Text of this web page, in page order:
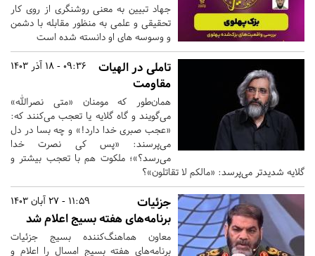
جهاد تبیین به معنی روشنگری از روی کار
تحقیقی و علمی به منظور مقابله با دشمن
و وسوسه های او دانسته شده است
09:36 - 18 آذر 1403
تاملی در الهیات
مقاومت
همان‌طور که مومنان «متی نصرالله»
می‌گویند و گاه گلایه یا تعجب می‌کنند که:
«عجب صبری خدا دارد!» و چه بسا در دل
می‌پرسند: «پس کی نصرت خدا
می‌رسد؟»؛ ملکوت هم با تعجب بیشتر و
گلایه شدیدتر می‌پرسد: «مالکم لا تقاتلون»؟
11:59 - 27 آبان 1403
جزئیات
برنامه‌های هفته بسیج اعلام شد
معاون هماهنگ‌کننده بسیج جزئیات
برنامه‌های هفته بسیج امسال را اعلام و